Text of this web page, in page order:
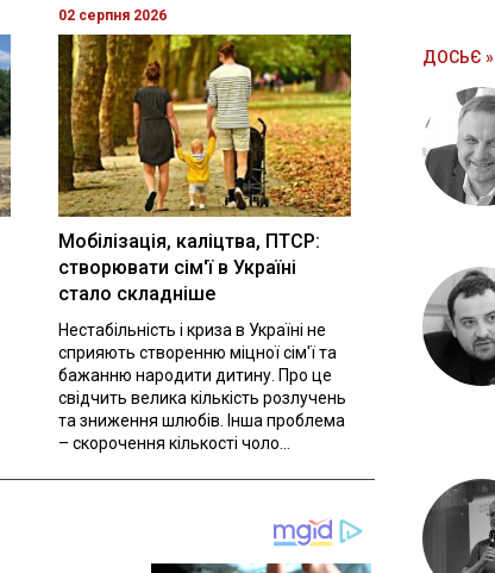
02 серпня 2026
Мобілізація, каліцтва, ПТСР:
створювати сім'ї в Україні
стало складніше
Нестабільність і криза в Україні не
сприяють створенню міцної сім'ї та
бажанню народити дитину. Про це
свідчить велика кількість розлучень
та зниження шлюбів. Інша проблема
– скорочення кількості чоло...
ДОСЬЄ »